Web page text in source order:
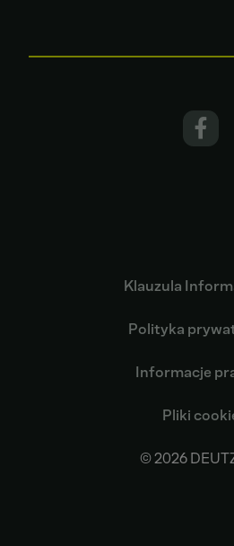
© 2026
Klauzula
Polityka
Informacje
Pliki